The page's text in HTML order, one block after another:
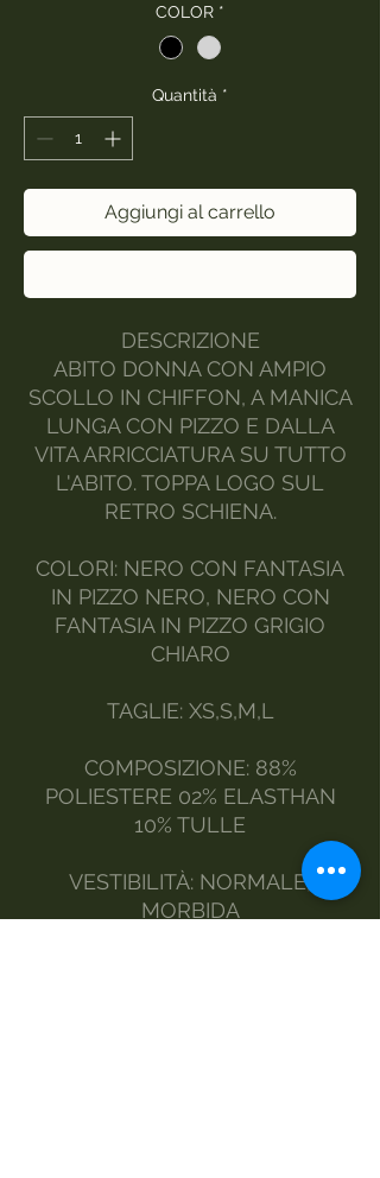
COLOR *
Quantità *
Aggiungi al carrello
DESCRIZIONE
ABITO DONNA CON AMPIO
SCOLLO IN CHIFFON, A MANICA
LUNGA CON PIZZO E DALLA
VITA ARRICCIATURA SU TUTTO
L'ABITO. TOPPA LOGO SUL
RETRO SCHIENA.
COLORI: NERO CON FANTASIA
IN PIZZO NERO, NERO CON
FANTASIA IN PIZZO GRIGIO
CHIARO
TAGLIE: XS,S,M,L
COMPOSIZIONE: 88%
POLIESTERE 02% ELASTHAN
10% TULLE
VESTIBILITÀ: NORMALE,
MORBIDA